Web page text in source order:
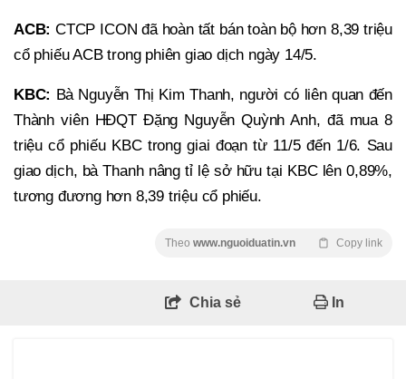
ACB:CTCP ICON đã hoàn tất bán toàn bộ hơn 8,39 triệu
cổ phiếu ACB trong phiên giao dịch ngày 14/5.
KBC: Bà Nguyễn Thị Kim Thanh, người có liên quan đến
Thành viên HĐQT Đặng Nguyễn Quỳnh Anh, đã mua 8
triệu cổ phiếu KBC trong giai đoạn từ 11/5 đến 1/6. Sau
giao dịch, bà Thanh nâng tỉ lệ sở hữu tại KBC lên 0,89%,
tương đương hơn 8,39 triệu cổ phiếu.
Theo www.nguoiduatin.vn Copy link
Chia sẻ In